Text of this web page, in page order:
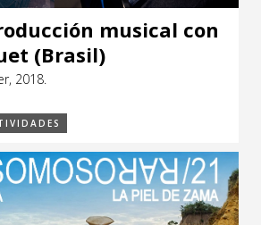
musical con
(Brasil)
2018.